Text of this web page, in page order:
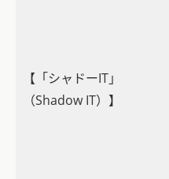
【「シャドーIT」
（Shadow IT）】